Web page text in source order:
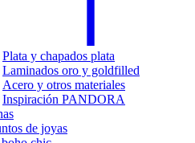
Plata y chapados plata
Laminados oro y goldfilled
Acero y otros materiales
Inspiración PANDORA
de joyas